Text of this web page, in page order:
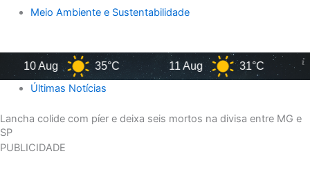
Meio Ambiente e Sustentabilidade
10 Aug 35°C 11 Aug 31°C
Últimas Notícias
Lancha colide com píer e deixa seis mortos na divisa entre MG e
SP
PUBLICIDADE